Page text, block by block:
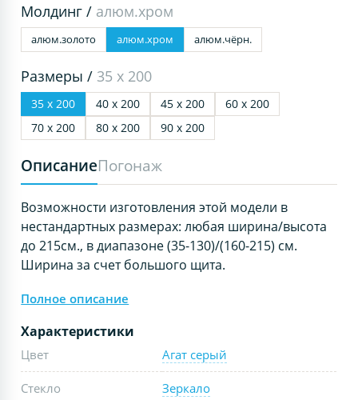
Молдинг / алюм.хром
алюм.золото алюм.хром алюм.чёрн.
Размеры / 35 х 200
35 х 200 40 х 200 45 х 200
60 х 200
70 х 200
80 х 200 90 х 200
ОписаниеПогонаж
Возможности изготовления этой модели в
нестандартных размерах: любая ширина/высота
до 215см., в диапазоне (35-130)/(160-215) см.
Ширина за счет большого щита.
Полное описание
Характеристики
Цвет Агат серый
Стекло Зеркало